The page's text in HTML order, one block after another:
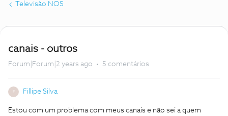
Televisão NOS
canais - outros
Forum|Forum|2 years ago 5 comentários
Fillipe Silva
Estou com um problema com meus canais e não sei a quem